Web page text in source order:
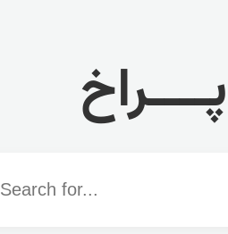
Word